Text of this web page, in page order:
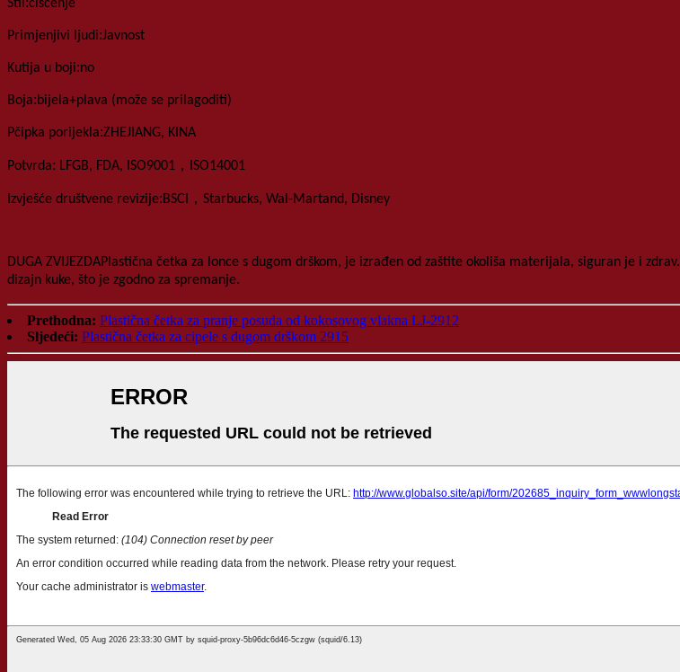
Stil čišćenje
Primjenjivi ljudi:Javnost
Kutija u boji:no
Boja:bijela+plava (može se prilagoditi)
Pčipka porijekla:ZHEJIANG, KINA
Potvrda: LFGB, FDA, ISO9001 ， ISO14001
Izvješće društvene revizije:BSCI ， Starbucks, Wal-Martand, Disney
DUGA ZVIJEZDAPlastična četka za lonce s dugom drškom, je izrađen od zaštite okoliša materijala, siguran je i zdrav.
dizajn kuke, što je zgodno za spremanje.
Prethodna: Plastična četka za pranje posuda od kokosovog vlakna LJ-2912
Sljedeći: Plastična četka za cipele s dugom drškom 2915